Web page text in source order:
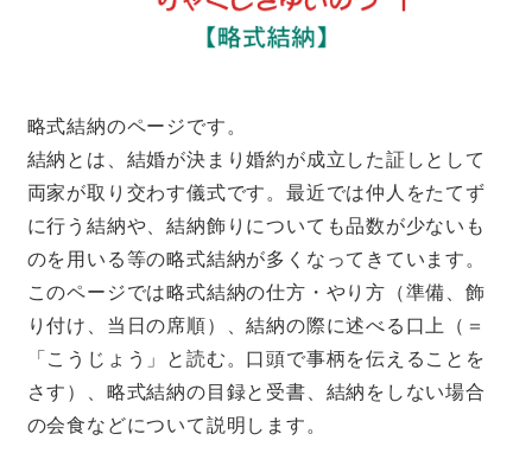
略式結納のページです。
結納とは、結婚が決まり婚約が成立した証しとして
両家が取り交わす儀式です。最近では仲人をたてず
に行う結納や、結納飾りについても品数が少ないも
のを用いる等の略式結納が多くなってきています。
このページでは略式結納の仕方・やり方（準備、飾
り付け、当日の席順）、結納の際に述べる口上（＝
「こうじょう」と読む。口頭で事柄を伝えることを
さす）、略式結納の目録と受書、結納をしない場合
の会食などについて説明します。